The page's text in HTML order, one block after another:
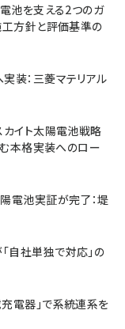
池を支える2つのガ
方針と評価基準の
装：三菱マテリアル
カイト太陽電池戦略
本格実装へのロー
陽電池実証が完了：堤
自社単独で対応」の
電器」で系統連系を